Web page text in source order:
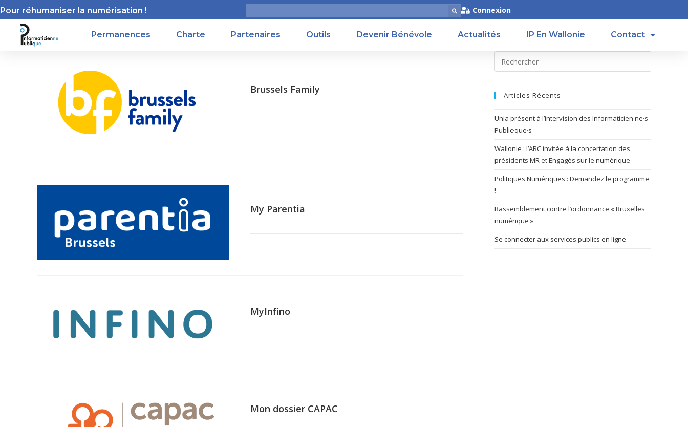
Pour réhumaniser la numérisation ! Connexion
Permanences Charte Partenaires Outils Devenir Bénévole Actualités IP En Wallonie Contact
Brussels Family
My Parentia
MyInfino
Mon dossier CAPAC
Articles Récents
Unia présent à l’intervision des Informaticien·ne·s
Public·que·s
Wallonie : l’ARC invitée à la concertation des
présidents MR et Engagés sur le numérique
Politiques Numériques : Demandez le programme
!
Rassemblement contre l’ordonnance « Bruxelles
numérique »
Se connecter aux services publics en ligne